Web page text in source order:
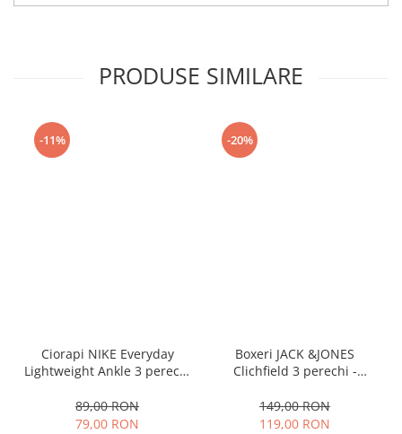
PRODUSE SIMILARE
-11%
Ciorapi NIKE Everyday
Lightweight Ankle 3 perechi
89,00 RON
79,00 RON
-20%
Boxeri JACK &JONES
Clichfield 3 perechi -
149,00 RON
119,00 RON